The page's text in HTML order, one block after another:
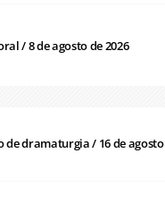
/ 8 de agosto de 2026
de dramaturgia / 16 de agosto